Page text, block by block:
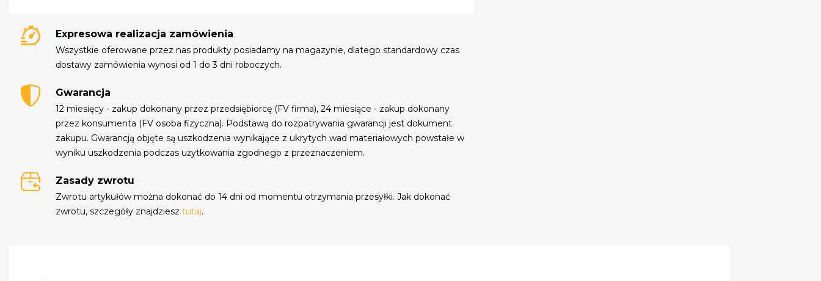
Expresowa realizacja zamówienia
Wszystkie oferowane przez nas produkty posiadamy na magazynie, dlatego standardowy czas
dostawy zamówienia wynosi od 1 do 3 dni roboczych.
Gwarancja
12 miesięcy - zakup dokonany przez przedsiębiorcę (FV firma), 24 miesiące - zakup dokonany
przez konsumenta (FV osoba fizyczna). Podstawą do rozpatrywania gwarancji jest dokument
zakupu. Gwarancją objęte są uszkodzenia wynikające z ukrytych wad materiałowych powstałe w
wyniku uszkodzenia podczas użytkowania zgodnego z przeznaczeniem.
Zasady zwrotu
Zwrotu artykułów można dokonać do 14 dni od momentu otrzymania przesyłki. Jak dokonać
zwrotu, szczegóły znajdziesztutaj.